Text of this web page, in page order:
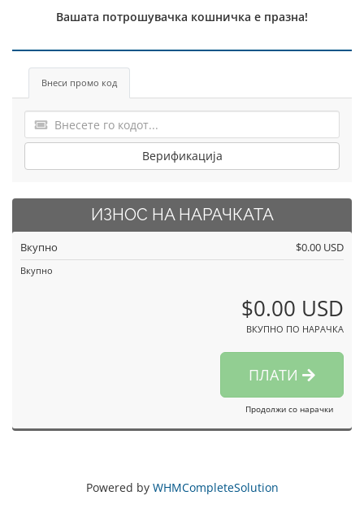
Вашата потрошувачка кошничка е празна!
Внеси промо код
Верификација
ИЗНОС НА НАРАЧКАТА
Вкупно $0.00 USD
Вкупно
$0.00 USD
ВКУПНО ПО НАРАЧКА
ПЛАТИ
Продолжи со нарачки
Powered by WHMCompleteSolution